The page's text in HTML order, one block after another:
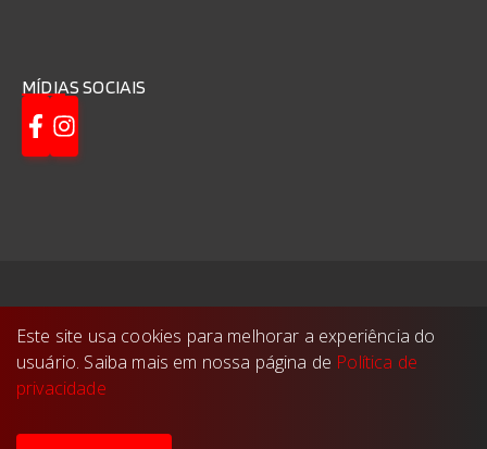
MÍDIAS SOCIAIS
reservados.
Este site usa cookies para melhorar a experiência do
usuário. Saiba mais em nossa página de Política de
privacidade